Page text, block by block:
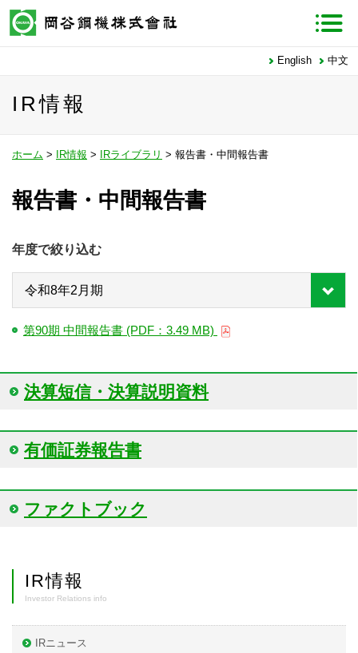
English 中文
IR情報
ホーム > IR情報 > IRライブラリ > 報告書・中間報告書
報告書・中間報告書
年度で絞り込む
第90期 中間報告書 (PDF：3.49 MB)
決算短信・決算説明資料
有価証券報告書
ファクトブック
IR情報
Investor Relations info
IRニュース